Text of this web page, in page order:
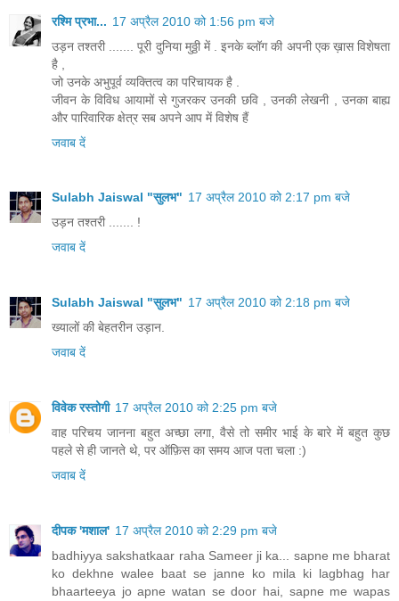
रश्मि प्रभा... 17 अप्रैल 2010 को 1:56 pm बजे
उड़न तश्तरी ....... पूरी दुनिया मुठ्ठी में . इनके ब्लॉग की अपनी एक ख़ास विशेषता
है ,
जो उनके अभुपूर्व व्यक्तित्व का परिचायक है .
जीवन के विविध आयामों से गुजरकर उनकी छवि , उनकी लेखनी , उनका बाह्य
और पारिवारिक क्षेत्र सब अपने आप में विशेष हैं
जवाब दें
Sulabh Jaiswal "सुलभ" 17 अप्रैल 2010 को 2:17 pm बजे
उड़न तश्तरी ....... !
जवाब दें
Sulabh Jaiswal "सुलभ" 17 अप्रैल 2010 को 2:18 pm बजे
ख्यालों की बेहतरीन उड़ान.
जवाब दें
विवेक रस्तोगी 17 अप्रैल 2010 को 2:25 pm बजे
वाह परिचय जानना बहुत अच्छा लगा, वैसे तो समीर भाई के बारे में बहुत कुछ
पहले से ही जानते थे, पर ऑफ़िस का समय आज पता चला :)
जवाब दें
दीपक 'मशाल' 17 अप्रैल 2010 को 2:29 pm बजे
badhiyya sakshatkaar raha Sameer ji ka... sapne me bharat
ko dekhne walee baat se janne ko mila ki lagbhag har
bhaarteeya jo apne watan se door hai, sapne me wapas